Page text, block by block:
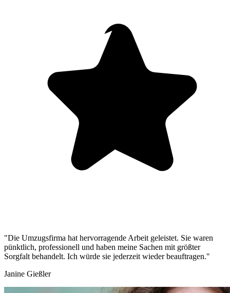
"Die Umzugsfirma hat hervorragende Arbeit geleistet. Sie waren
pünktlich, professionell und haben meine Sachen mit größter
Sorgfalt behandelt. Ich würde sie jederzeit wieder beauftragen."
Janine Gießler